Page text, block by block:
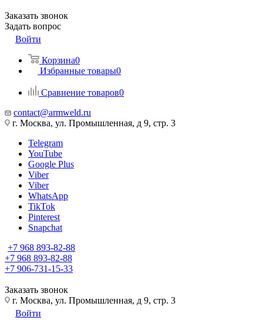
Заказать звонок
Задать вопрос
Войти
Корзина0
Избранные товары0
Сравнение товаров0
contact@armweld.ru
г. Москва, ул. Промышленная, д 9, стр. 3
Telegram
YouTube
Google Plus
Viber
Viber
WhatsApp
TikTok
Pinterest
Snapchat
+7 968 893-82-88
+7 968 893-82-88
+7 906-731-15-33
Заказать звонок
г. Москва, ул. Промышленная, д 9, стр. 3
Войти